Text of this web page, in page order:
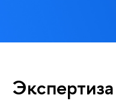
Экспертиза